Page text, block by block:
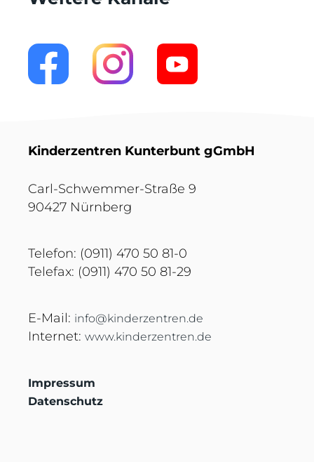
Kinderzentren Kunterbunt gGmbH
Carl-Schwemmer-Straße 9
90427 Nürnberg
Telefon: (0911) 470 50 81-0
Telefax: (0911) 470 50 81-29
E-Mail: info@kinderzentren.de
Internet: www.kinderzentren.de
Impressum
Datenschutz